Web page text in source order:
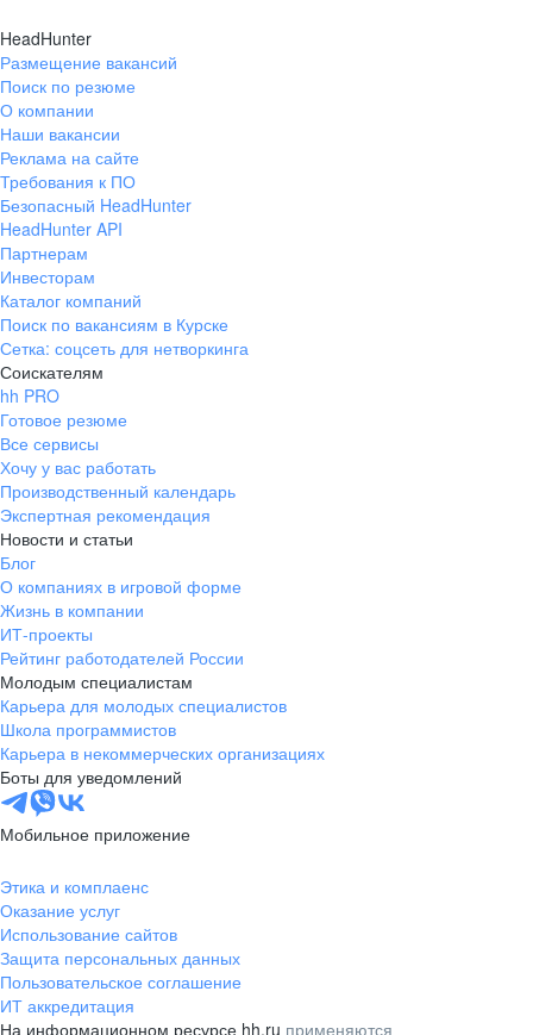
HeadHunter
Размещение вакансий
Поиск по резюме
О компании
Наши вакансии
Реклама на сайте
Требования к ПО
Безопасный HeadHunter
HeadHunter API
Партнерам
Инвесторам
Каталог компаний
Поиск по вакансиям в Курске
Сетка: соцсеть для нетворкинга
Соискателям
hh PRO
Готовое резюме
Все сервисы
Хочу у вас работать
Производственный календарь
Экспертная рекомендация
Новости и статьи
Блог
О компаниях в игровой форме
Жизнь в компании
ИТ-проекты
Рейтинг работодателей России
Молодым специалистам
Карьера для молодых специалистов
Школа программистов
Карьера в некоммерческих организациях
Боты для уведомлений
Мобильное приложение
Этика и комплаенс
Оказание услуг
Использование сайтов
Защита персональных данных
Пользовательское соглашение
ИТ аккредитация
На информационном ресурсе hh.ru применяются